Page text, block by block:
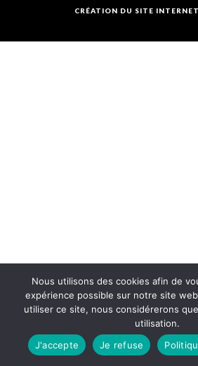
CRÉATION DU SITE INTERNET
Nous utilisons des cookies afin de
expérience possible sur notre site
utiliser ce site, nous considérerons
utilisation.
J'accepte
Je refuse